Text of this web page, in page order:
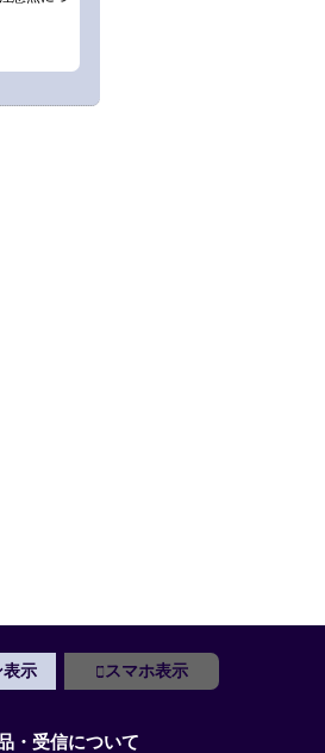
表示 スマホ表示
・受信について